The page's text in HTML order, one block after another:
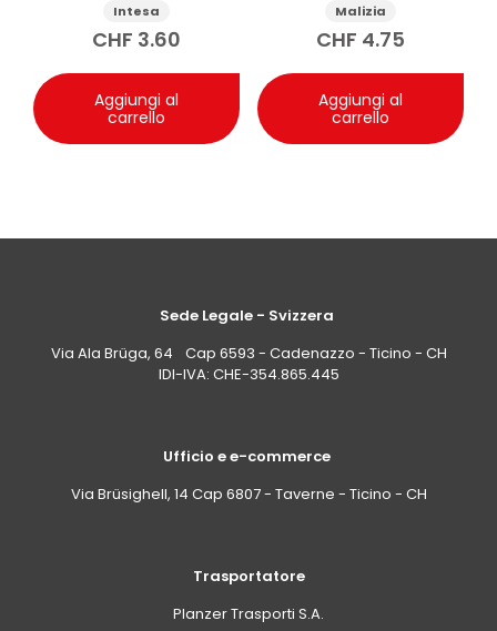
propellenti tipici dei deodoranti spray. L’elenco
ingredienti può variare: verifica sempre quanto
Intesa
CHF 3.60
Aggiungi al
carrello
Malizia
CHF 4.75
Aggiungi al
carrello
Sede Legale - Svizzera
Via Ala Brüga, 64 Cap 6593 - Cadenazzo - Ticino - CH
IDI-IVA: CHE-354.865.445
Ufficio e e-commerce
Via Brüsighell, 14 Cap 6807 - Taverne - Ticino - CH
Trasportatore
Planzer Trasporti S.A.